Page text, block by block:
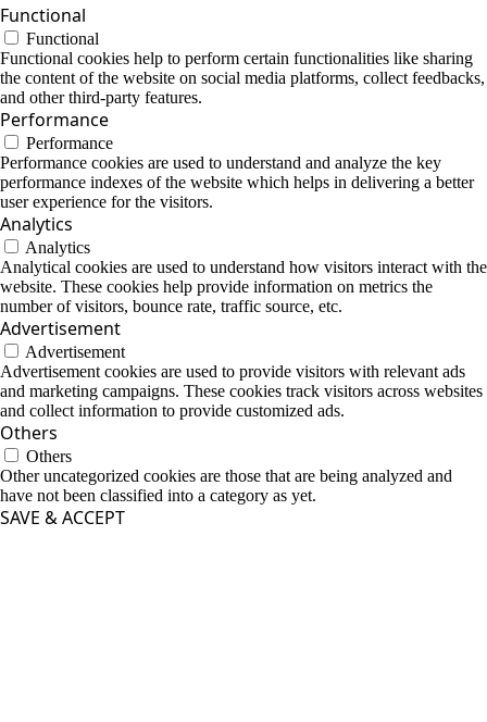
Functional
Functional
Functional cookies help to perform certain functionalities like sharing
the content of the website on social media platforms, collect feedbacks,
and other third-party features.
Performance
Performance
Performance cookies are used to understand and analyze the key
performance indexes of the website which helps in delivering a better
user experience for the visitors.
Analytics
Analytics
Analytical cookies are used to understand how visitors interact with the
website. These cookies help provide information on metrics the
number of visitors, bounce rate, traffic source, etc.
Advertisement
Advertisement
Advertisement cookies are used to provide visitors with relevant ads
and marketing campaigns. These cookies track visitors across websites
and collect information to provide customized ads.
Others
Others
Other uncategorized cookies are those that are being analyzed and
have not been classified into a category as yet.
SAVE & ACCEPT